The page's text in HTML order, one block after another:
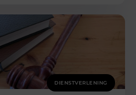
DIENSTVERLENING